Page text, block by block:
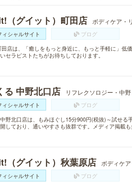
（グイット）町田店 ボディケア・
ィシャルサイト
ブログ
店は、「癒しをもっと身近に、もっと手軽に」低
セラピストたちがお待ちしております。
る 中野北口店 リフレクソロジー・中野
ィシャルサイト
ブログ
野北口店は、もみほぐし15分900円(税抜)～試せ
しており、通いやすさも抜群です。メディア掲載も
（グイット）秋葉原店 ボディケ
ィシャルサイト
ブログ